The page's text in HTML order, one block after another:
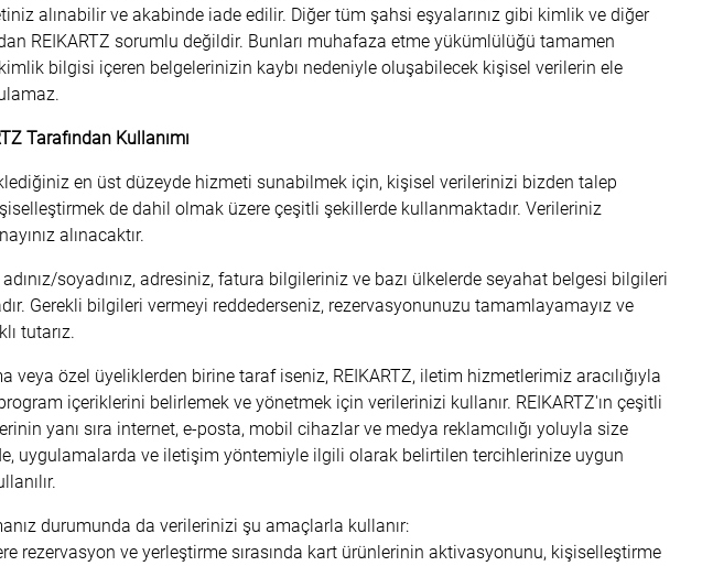
alınabilir ve akabinde iade edilir. Diğer tüm şahsi eşyalarınız gibi kimlik ve diğer
REIKARTZ sorumlu değildir. Bunları muhafaza etme yükümlülüğü tamamen
bilgisi içeren belgelerinizin kaybı nedeniyle oluşabilecek kişisel verilerin ele
Tarafından Kullanımı
en üst düzeyde hizmeti sunabilmek için, kişisel verilerinizi bizden talep
de dahil olmak üzere çeşitli şekillerde kullanmaktadır. Verileriniz
alınacaktır.
soyadınız, adresiniz, fatura bilgileriniz ve bazı ülkelerde seyahat belgesi bilgileri
Gerekli bilgileri vermeyi reddederseniz, rezervasyonunuzu tamamlayamayız ve
tutarız.
özel üyeliklerden birine taraf iseniz, REIKARTZ, iletim hizmetlerimiz aracılığıyla
içeriklerini belirlemek ve yönetmek için verilerinizi kullanır. REIKARTZ'ın çeşitli
yanı sıra internet, e-posta, mobil cihazlar ve medya reklamcılığı yoluyla size
uygulamalarda ve iletişim yöntemiyle ilgili olarak belirtilen tercihlerinize uygun
durumunda da verilerinizi şu amaçlarla kullanır:
rezervasyon ve yerleştirme sırasında kart ürünlerinin aktivasyonunu, kişiselleştirme